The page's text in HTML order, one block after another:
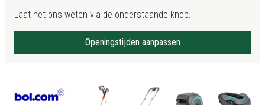
Laat het ons weten via de onderstaande knop.
Openingstijden aanpassen